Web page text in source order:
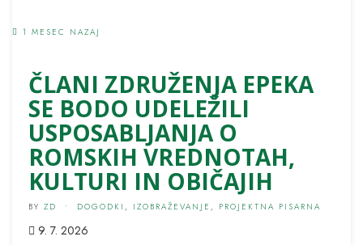
1 MESEC NAZAJ
ČLANI ZDRUŽENJA EPEKA
SE BODO UDELEŽILI
USPOSABLJANJA O
ROMSKIH VREDNOTAH,
KULTURI IN OBIČAJIH
BY ZD • DOGODKI , IZOBRAŽEVANJE , PROJEKTNA PISARNA
9. 7. 2026